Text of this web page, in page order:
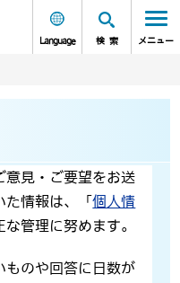
Language 検索 メニュー
意見・ご要望をお送
た情報は、「個人情
な管理に努めます。
ものや回答に日数が